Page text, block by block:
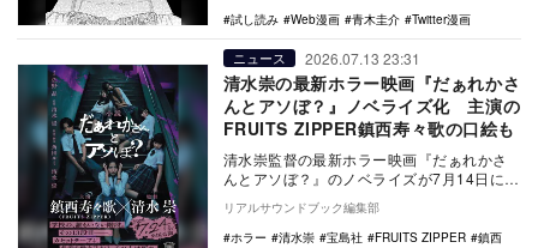
試し読み
Web漫画 青木圭介 Twitter漫画
ニュース 2026.07.13 23:31
清水崇の最新ホラー映画『だぁれかさ
んとアソぼ？』ノベライズ化 主演の
FRUITS ZIPPER鎮西寿々歌の口絵も
清水崇監督の最新ホラー映画『だぁれかさ
んとアソぼ？』のノベライズが7月14日に宝
島社より発売。カセットテープにまつわ
る“絶対にや…
リアルサウンドブック編集部
ホラー
清水崇 宝島社 FRUITS ZIPPER
鎮西